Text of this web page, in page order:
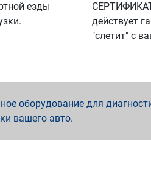
езды
действует
"слетит" с
оборудование для
вашего авто.